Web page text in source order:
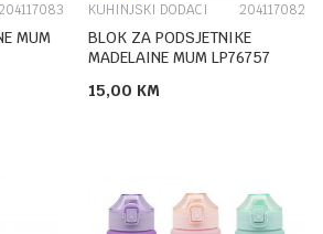
MUM
KUHINJSKI DODACI 204117082
BLOK ZA PODSJETNIKE
MADELAINE MUM LP76757
15,00 KM